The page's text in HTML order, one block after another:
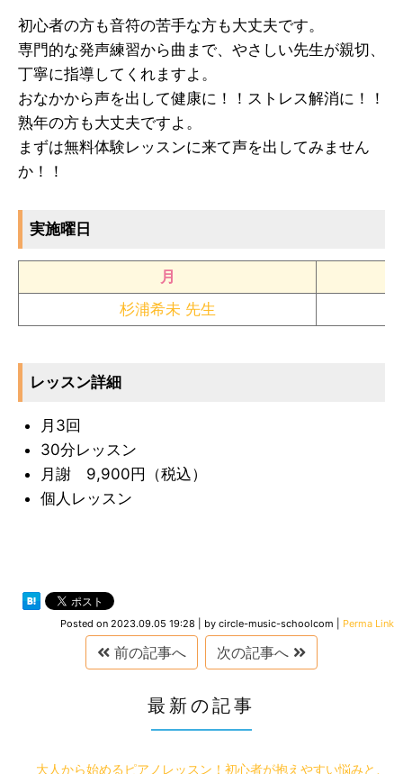
初心者の方も音符の苦手な方も大丈夫です。
専門的な発声練習から曲まで、やさしい先生が親切、
丁寧に指導してくれますよ。
おなかから声を出して健康に！！ストレス解消に！！
熟年の方も大丈夫ですよ。
まずは無料体験レッスンに来て声を出してみません
か！！
実施曜日
月
杉浦希未 先生
レッスン詳細
月3回
30分レッスン
月謝 9,900円（税込）
個人レッスン
Posted on 2023.09.05 19:28 by circle-music-schoolcom Perma Link
前の記事へ 次の記事へ
最新の記事
大人から始めるピアノレッスン！初心者が抱えやすい悩みと、